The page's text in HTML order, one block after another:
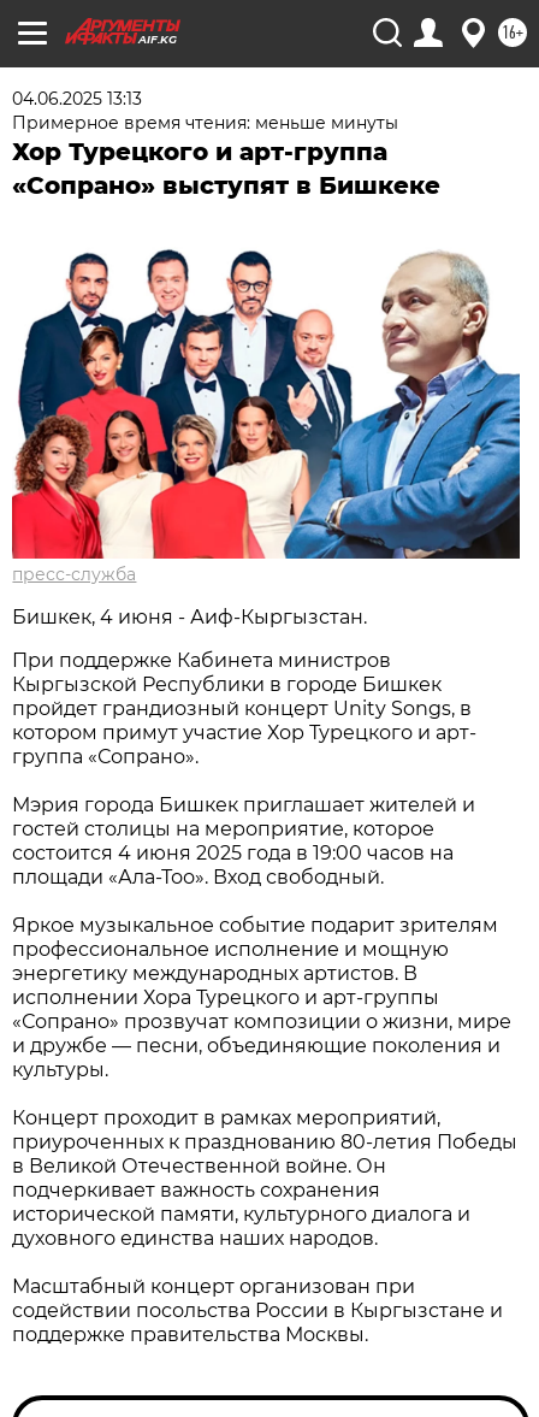
AIF.KG 16+
04.06.2025 13:13
Примерное время чтения: меньше минуты
Хор Турецкого и арт-группа
«Сопрано» выступят в Бишкеке
пресс-служба
Бишкек, 4 июня - Аиф-Кыргызстан.
При поддержке Кабинета министров
Кыргызской Республики в городе Бишкек
пройдет грандиозный концерт Unity Songs, в
котором примут участие Хор Турецкого и арт-
группа «Сопрано».
Мэрия города Бишкек приглашает жителей и
гостей столицы на мероприятие, которое
состоится 4 июня 2025 года в 19:00 часов на
площади «Ала-Тоо». Вход свободный.
Яркое музыкальное событие подарит зрителям
профессиональное исполнение и мощную
энергетику международных артистов. В
исполнении Хора Турецкого и арт-группы
«Сопрано» прозвучат композиции о жизни, мире
и дружбе — песни, объединяющие поколения и
культуры.
Концерт проходит в рамках мероприятий,
приуроченных к празднованию 80-летия Победы
в Великой Отечественной войне. Он
подчеркивает важность сохранения
исторической памяти, культурного диалога и
духовного единства наших народов.
Масштабный концерт организован при
содействии посольства России в Кыргызстане и
поддержке правительства Москвы.